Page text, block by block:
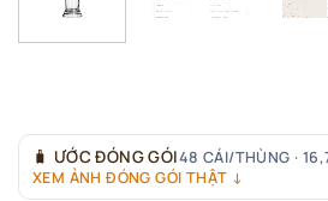
🧳 ƯỚC ĐÓNG GÓI48 CÁI/THÙNG ·
XEM ẢNH ĐÓNG GÓI THẬT ↓